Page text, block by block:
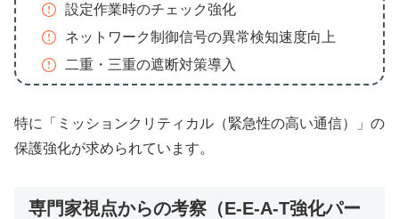
設定作業時のチェック強化
ネットワーク制御信号の異常検知速度向上
二重・三重の遮断対策導入
特に「ミッションクリティカル（緊急性の高い通信）」の
保護強化が求められています。
専門家視点からの考察（E-E-A-T強化パー